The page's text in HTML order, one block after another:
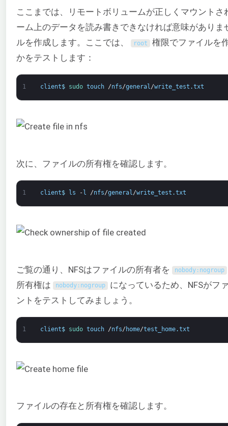
ここまでは、リモートボリュームが正しくマウント
ーム上のデータを読み書きできなければ意味があり
ルを作成します。ここでは、
root 権限でファイルを
かをテストします：
1 client$ sudo touch /nfs/general/write_test .txt
次に、ファイルの所有権を確認します。
1 client$ ls - l /nfs/general/write_test .txt
ご覧の通り、NFSはファイルの所有者を nobody: nogroup
所有権は
nobody: nogroup になっているため、NFSがフ
ントをテストしてみましょう。
1 client$ sudo touch /nfs/ home/test_home.txt
ファイルの存在と所有権を確認します。